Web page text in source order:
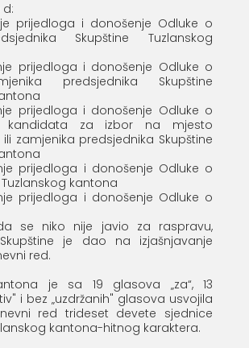
prijedloga i donošenje Odluke o
Skupštine Tuzlanskog
prijedloga i donošenje Odluke o
predsjednika Skupštine
prijedloga i donošenje Odluke o
kandidata za izbor na mjesto
zamjenika predsjednika Skupštine
prijedloga i donošenje Odluke o
kantona
prijedloga i donošenje Odluke o
se niko nije javio za raspravu,
je dao na izjašnjavanje
red.
je sa 19 glasova „za“, 13
i bez „uzdržanih" glasova usvojila
red trideset devete sjednice
kantona-hitnog karaktera.